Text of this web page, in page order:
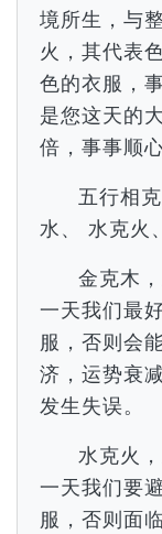
境所生，与
火，其代表
色的衣服，
是您这天的
倍，事事顺心
五行相
水、 水克火
金克木
一天我们最
服，否则会
济，运势衰
发生失误。
水克火
一天我们要
服，否则面